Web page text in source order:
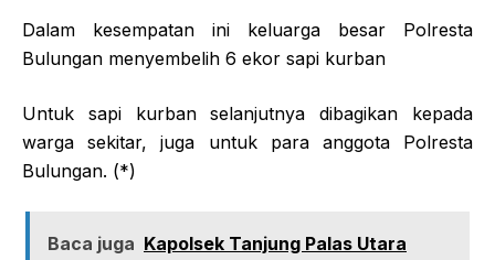
Dalam kesempatan ini keluarga besar Polresta
Bulungan menyembelih 6 ekor sapi kurban
Untuk sapi kurban selanjutnya dibagikan kepada
warga sekitar, juga untuk para anggota Polresta
Bulungan. (*)
Baca juga Kapolsek Tanjung Palas Utara